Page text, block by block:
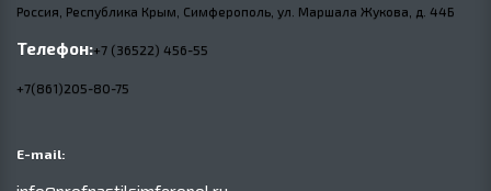
Россия, Республика Крым, Симферополь, ул. Маршала Жукова, д. 44Б
Телефон:+7 (36522) 456-55
+7(861)205-80-75
E-mail: